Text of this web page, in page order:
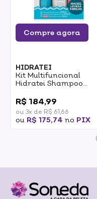
Compre agora
HIDRATEI
Kit Multifuncional
Hidratei Shampoo
200ml+Óleo 30ml
R$ 184,99
ou 3x de R$ 61,66
ou R$ 175,74 no PIX